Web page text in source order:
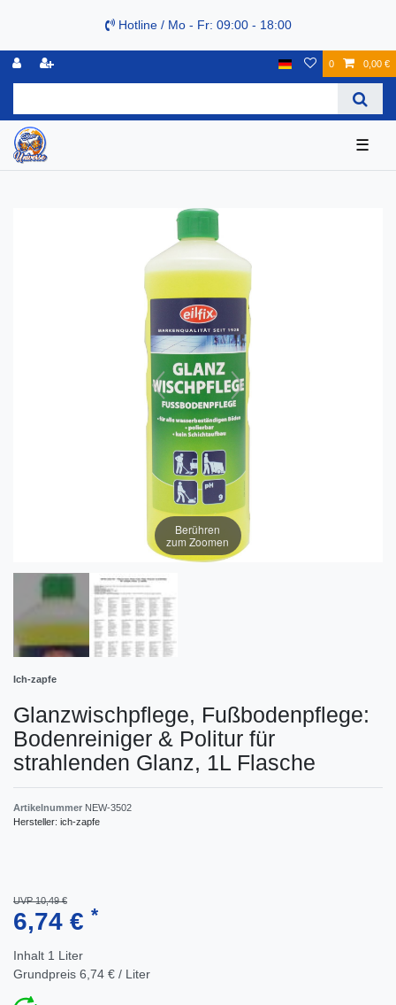
Hotline / Mo - Fr: 09:00 - 18:00
0 0,00 €
☰
Berühren
zum Zoomen
Ich-zapfe
Glanzwischpflege, Fußbodenpflege:
Bodenreiniger & Politur für
strahlenden Glanz, 1L Flasche
Artikelnummer NEW-3502
Hersteller: ich-zapfe
UVP 10,49 €
6,74 € *
Inhalt 1 Liter
Grundpreis 6,74 € / Liter